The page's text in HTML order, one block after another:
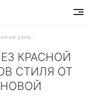
«Меня не узнают без красной помады»: 5 секретов стиля от Ренаты Литвиновой
КРАСНОЙ
СТИЛЯ ОТ